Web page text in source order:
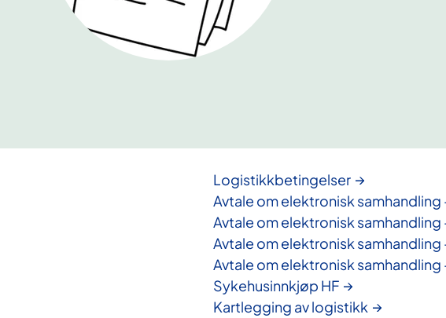
Logistikkbetingelser
Avtale om elektronisk
Avtale om elektronisk
Avtale om elektronisk
Avtale om elektronisk
Sykehusinnkjøp HF
Kartlegging av logistikk